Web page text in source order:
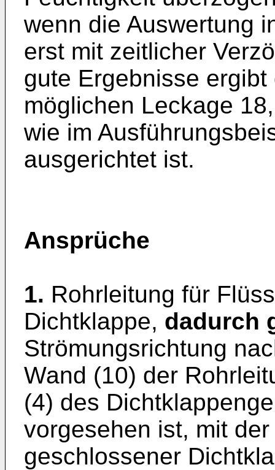
wenn die Auswertung
erst mit zeitlicher
gute Ergebnisse
möglichen Leckage
wie im
ausgerichtet ist.
Ansprüche
1. Rohrleitung für
Dichtklappe, dadurch
Strömungsrichtung
Wand (10) der
(4) des
vorgesehen ist, mit
geschlossener